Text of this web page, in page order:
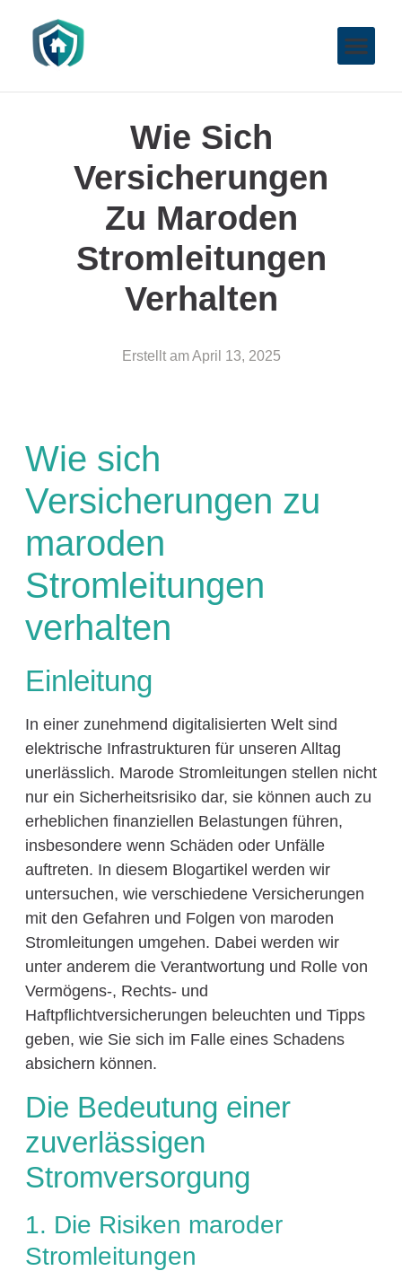
Wie Sich
Versicherungen
Zu Maroden
Stromleitungen
Verhalten
Erstellt am April 13, 2025
Wie sich
Versicherungen zu
maroden
Stromleitungen
verhalten
Einleitung
In einer zunehmend digitalisierten Welt sind
elektrische Infrastrukturen für unseren Alltag
unerlässlich. Marode Stromleitungen stellen nicht
nur ein Sicherheitsrisiko dar, sie können auch zu
erheblichen finanziellen Belastungen führen,
insbesondere wenn Schäden oder Unfälle
auftreten. In diesem Blogartikel werden wir
untersuchen, wie verschiedene Versicherungen
mit den Gefahren und Folgen von maroden
Stromleitungen umgehen. Dabei werden wir
unter anderem die Verantwortung und Rolle von
Vermögens-, Rechts- und
Haftpflichtversicherungen beleuchten und Tipps
geben, wie Sie sich im Falle eines Schadens
absichern können.
Die Bedeutung einer
zuverlässigen
Stromversorgung
1. Die Risiken maroder
Stromleitungen